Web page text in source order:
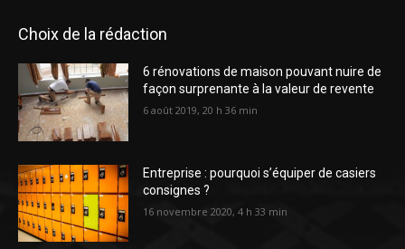
Choix de la rédaction
6 rénovations de maison pouvant nuire de
façon surprenante à la valeur de revente
6 août 2019, 20 h 36 min
Entreprise : pourquoi s’équiper de casiers
consignes ?
16 novembre 2020, 4 h 33 min